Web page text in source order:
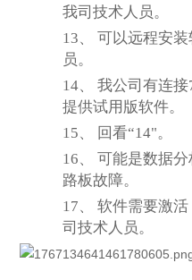
我司技术人员。
13、可以远程安
员。
14、我公司有连接
提供试用版软件。
15、 回看“14"。
16、可能是数据
路板故障。
17、软件需要激
司技术人员。